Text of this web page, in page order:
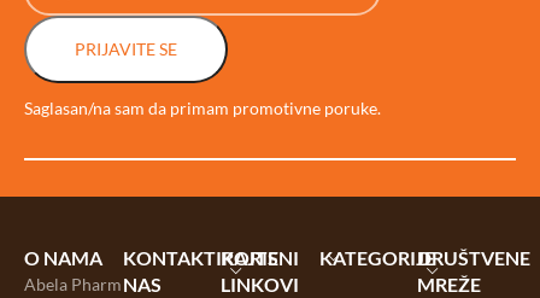
PRIJAVITE SE
Saglasan/na sam da primam promotivne poruke.
O NAMA
Abela Pharm
KONTAKTIRAJTE
NAS
KORISNI
LINKOVI
KATEGORIJEDRUŠTVENE
MREŽE